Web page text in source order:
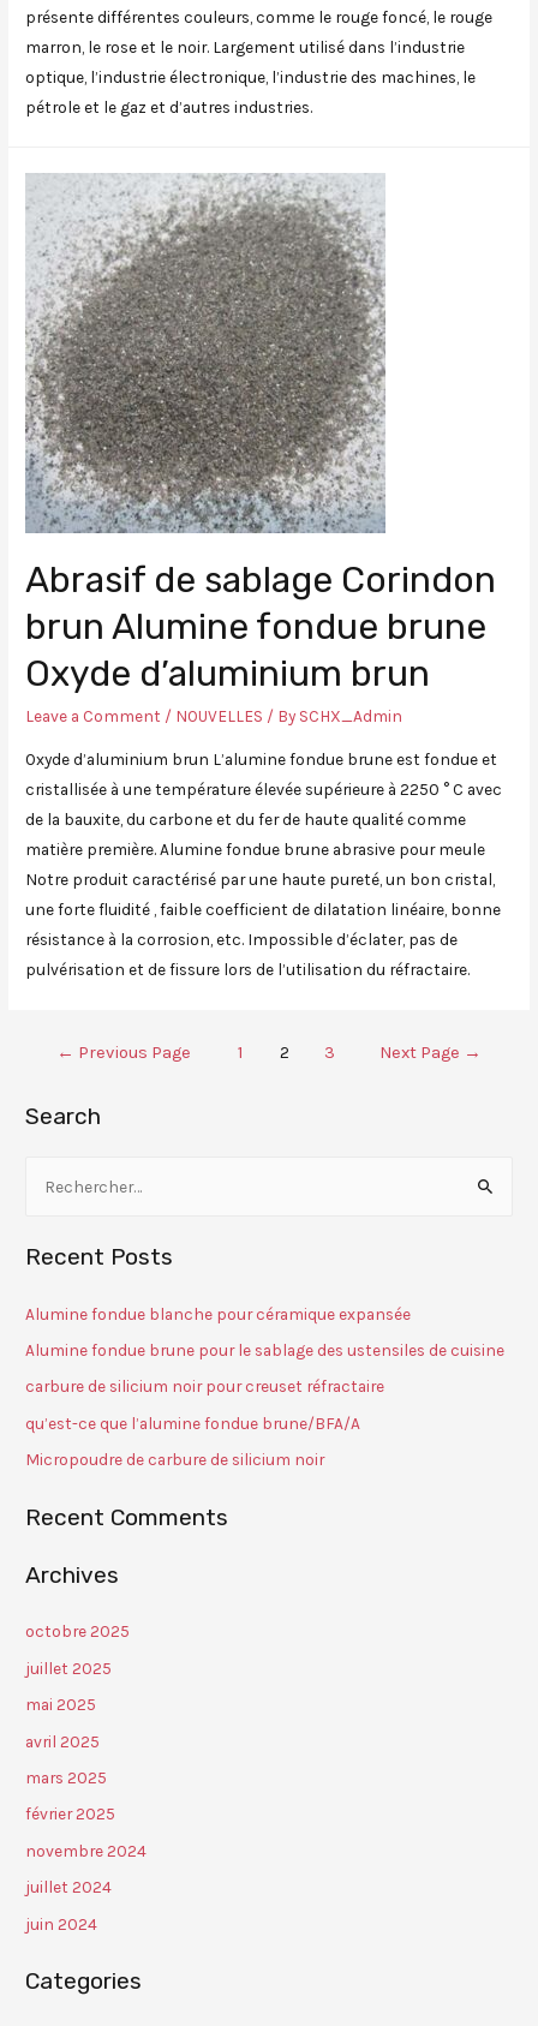
présente différentes couleurs, comme le rouge foncé, le rouge
marron, le rose et le noir. Largement utilisé dans l’industrie
optique, l’industrie électronique, l’industrie des machines, le
pétrole et le gaz et d’autres industries.
Abrasif de sablage Corindon
brun Alumine fondue brune
Oxyde d’aluminium brun
Leave a Comment / NOUVELLES / By SCHX_Admin
Oxyde d’aluminium brun L’alumine fondue brune est fondue et
cristallisée à une température élevée supérieure à 2250 ° C avec
de la bauxite, du carbone et du fer de haute qualité comme
matière première. Alumine fondue brune abrasive pour meule
Notre produit caractérisé par une haute pureté, un bon cristal,
une forte fluidité , faible coefficient de dilatation linéaire, bonne
résistance à la corrosion, etc. Impossible d’éclater, pas de
pulvérisation et de fissure lors de l’utilisation du réfractaire.
← Previous Page 1 2 3 Next Page →
Search
Recent Posts
Alumine fondue blanche pour céramique expansée
Alumine fondue brune pour le sablage des ustensiles de cuisine
carbure de silicium noir pour creuset réfractaire
qu’est-ce que l’alumine fondue brune/BFA/A
Micropoudre de carbure de silicium noir
Recent Comments
Archives
octobre 2025
juillet 2025
mai 2025
avril 2025
mars 2025
février 2025
novembre 2024
juillet 2024
juin 2024
Categories